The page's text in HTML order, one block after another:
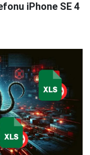
iPhone SE 4